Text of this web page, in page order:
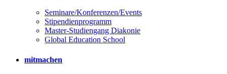
Seminare/Konferenzen/Events
Stipendienprogramm
Master-Studiengang Diakonie
Global Education School
mitmachen